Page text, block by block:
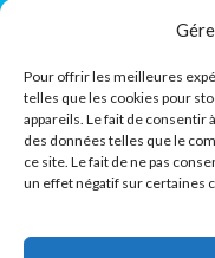
Pour offrir les meilleures
telles que les cookies pour
appareils. Le fait de
des données telles que le
ce site. Le fait de ne pas
un effet négatif sur certaines
15 rue Jean Claret,
Clermont-
04 73 35 80 51